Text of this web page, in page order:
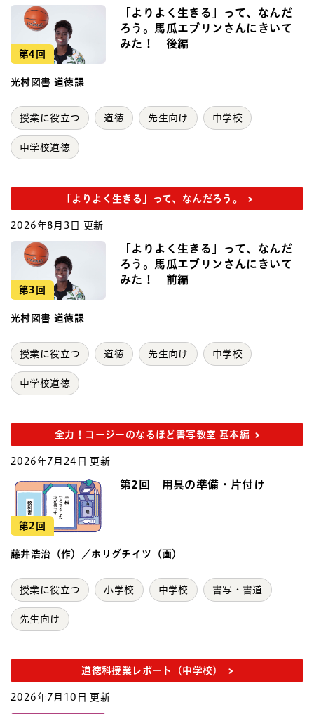
第4回
「よりよく生きる」って、なんだ
ろう。馬瓜エブリンさんにきいて
みた！ 後編
光村図書 道徳課
授業に役立つ 道徳 先生向け 中学校
中学校道徳
「よりよく生きる」って、なんだろう。
2026年8月3日 更新
第3回
「よりよく生きる」って、なんだ
ろう。馬瓜エブリンさんにきいて
みた！ 前編
光村図書 道徳課
授業に役立つ 道徳 先生向け 中学校
中学校道徳
全力！コージーのなるほど書写教室 基本編
2026年7月24日 更新
第2回
第2回 用具の準備・片付け
藤井浩治（作）／ホリグチイツ（画）
授業に役立つ 小学校 中学校 書写・書道
先生向け
道徳科授業レポート（中学校）
2026年7月10日 更新